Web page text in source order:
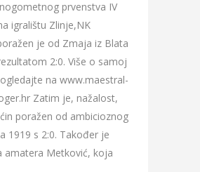
prvenstva IV
igralištu Zlinje,NK
je od Zmaja iz Blata
2:0. Više o samoj
na www.maestral-
Zatim je, nažalost,
poražen od ambicioznog
1919 s 2:0. Također je
amatera Metković, koja